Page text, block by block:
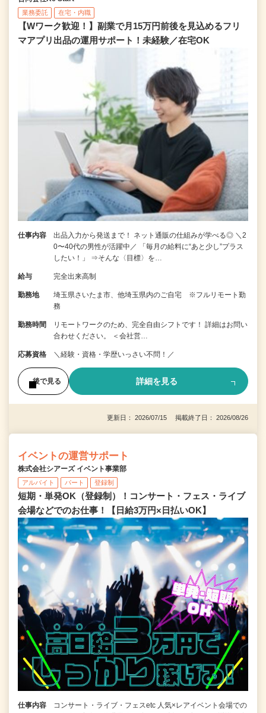
業務委託 在宅・内職
【Wワーク歓迎！】副業で月15万円前後を見込めるフリ
マアプリ出品の運用サポート！未経験／在宅OK
仕事内容
出品入力から発送まで！ ネット通販の仕組みが学べる◎ ＼2
0〜40代の男性が活躍中／ 「毎月の給料に“あと少し”プラス
したい！」 ⇒そんな〈目標〉を…
給与 完全出来高制
勤務地
埼玉県さいたま市、他埼玉県内のご自宅 ※フルリモート勤
務
勤務時間
リモートワークのため、完全自由シフトです！ 詳細はお問い
合わせください。 ＜会社営…
応募資格 ＼経験・資格・学歴いっさい不問！／
後で見る 詳細を見る
更新日： 2026/07/15 掲載終了日： 2026/08/26
イベントの運営サポート
株式会社シアーズ イベント事業部
アルバイト パート 登録制
短期・単発OK（登録制）！コンサート・フェス・ライブ
会場などでのお仕事！【日給3万円×日払いOK】
仕事内容
コンサート・ライブ・フェスetc 人気×レアイベント会場での